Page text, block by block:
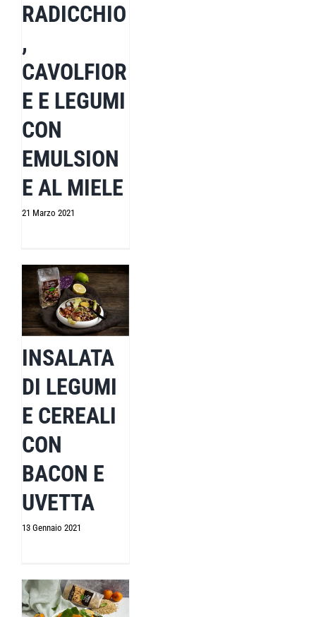
RADICCHIO
,
CAVOLFIOR
E E LEGUMI
CON
EMULSION
E AL MIELE
21 Marzo 2021
INSALATA
DI LEGUMI
E CEREALI
CON
BACON E
UVETTA
13 Gennaio 2021